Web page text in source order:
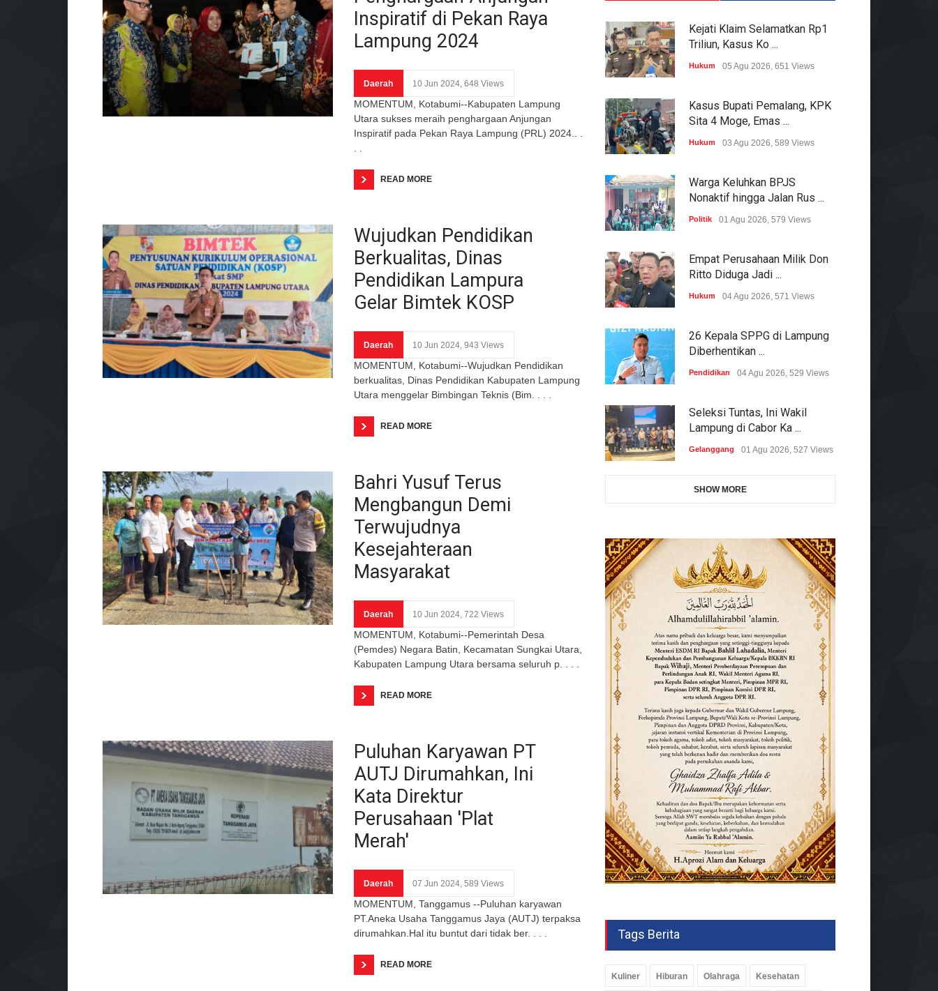
Inspiratif di Pekan Raya
Lampung 2024
Daerah 10 Jun 2024, 648 Views
MOMENTUM, Kotabumi--Kabupaten Lampung
Utara sukses meraih penghargaan Anjungan
Inspiratif pada Pekan Raya Lampung (PRL) 2024.. .
READ MORE
Wujudkan Pendidikan
Berkualitas, Dinas
Pendidikan Lampura
Gelar Bimtek KOSP
Daerah 10 Jun 2024, 943 Views
MOMENTUM, Kotabumi--Wujudkan Pendidikan
berkualitas, Dinas Pendidikan Kabupaten Lampung
Utara menggelar Bimbingan Teknis (Bim. . . .
READ MORE
Bahri Yusuf Terus
Mengbangun Demi
Terwujudnya
Kesejahteraan
Masyarakat
Daerah 10 Jun 2024, 722 Views
MOMENTUM, Kotabumi--Pemerintah Desa
(Pemdes) Negara Batin, Kecamatan Sungkai Utara,
Kabupaten Lampung Utara bersama seluruh p. . . .
READ MORE
Puluhan Karyawan PT
AUTJ Dirumahkan, Ini
Kata Direktur
Perusahaan 'Plat
Merah'
Daerah 07 Jun 2024, 589 Views
MOMENTUM, Tanggamus --Puluhan karyawan
PT.Aneka Usaha Tanggamus Jaya (AUTJ) terpaksa
dirumahkan.Hal itu buntut dari tidak ber. . . .
READ MORE
Kejati Klaim Selamatkan Rp1
Triliun, Kasus Ko ...
Hukum 05 Agu 2026, 651 Views
Kasus Bupati Pemalang, KPK
Sita 4 Moge, Emas ...
Hukum 03 Agu 2026, 589 Views
Warga Keluhkan BPJS
Nonaktif hingga Jalan Rus ...
Politik 01 Agu 2026, 579 Views
Empat Perusahaan Milik Don
Ritto Diduga Jadi ...
Hukum 04 Agu 2026, 571 Views
26 Kepala SPPG di Lampung
Diberhentikan ...
Pendidikan 04 Agu 2026, 529 Views
Seleksi Tuntas, Ini Wakil
Lampung di Cabor Ka ...
Gelanggang 01 Agu 2026, 527 Views
SHOW MORE
Tags Berita
Kuliner Hiburan Olahraga Kesehatan